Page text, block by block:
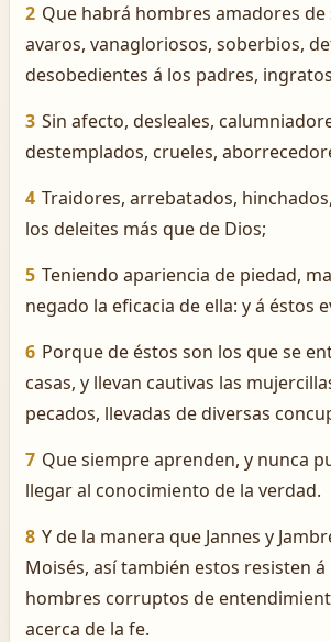
2 Que habrá hombres amadores de
avaros, vanagloriosos, soberbios,
desobedientes á los padres,
3 Sin afecto, desleales,
destemplados, crueles,
4 Traidores, arrebatados,
los deleites más que de Dios;
5 Teniendo apariencia de piedad,
negado la eficacia de ella: y á éstos
6 Porque de éstos son los que se
casas, y llevan cautivas las
pecados, llevadas de diversas
7 Que siempre aprenden, y nunca
llegar al conocimiento de la verdad.
8 Y de la manera que Jannes y
Moisés, así también estos resisten á
hombres corruptos de
acerca de la fe.